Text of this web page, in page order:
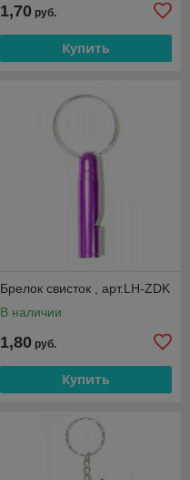
1,70 руб.
Купить
Брелок свисток , арт.LH-ZDK
В наличии
1,80 руб.
Купить